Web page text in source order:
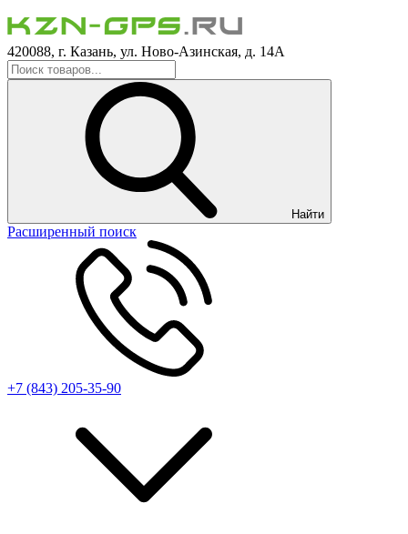
420088, г. Казань, ул. Ново-Азинская, д. 14А
Найти
Расширенный поиск
+7 (843) 205-35-90